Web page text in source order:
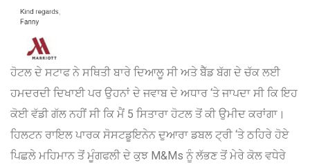
ਹੋਟਲ ਦੇ ਸਟਾਫ ਨੇ ਸਥਿਤੀ ਬਾਰੇ ਦਿਆਲੂ ਸੀ ਅਤੇ ਬੈੱਡ ਬੱਗ ਦੇ ਚੱਕ ਲਈ
ਹਮਦਰਦੀ ਦਿਖਾਈ ਪਰ ਉਹਨਾਂ ਦੇ ਜਵਾਬ ਦੇ ਅਧਾਰ ‘ਤੇ ਜਾਪਦਾ ਸੀ ਕਿ ਇਹ
ਕੋਈ ਵੱਡੀ ਗੱਲ ਨਹੀਂ ਸੀ ਕਿ ਮੈਂ 5 ਸਿਤਾਰਾ ਹੋਟਲ ਤੋਂ ਕੀ ਉਮੀਦ ਕਰਾਂਗਾ।
ਹਿਲਟਨ ਰਾਇਲ ਪਾਰਕ ਸੋਸਟਡੂਇਨੇਨ ਦੁਆਰਾ ਡਬਲ ਟ੍ਰੀ ‘ਤੇ ਠਹਿਰੇ ਹੋਏ
ਪਿਛਲੇ ਮਹਿਮਾਨ ਤੋਂ ਮੂੰਗਫਲੀ ਦੇ ਕੁਝ M&Ms ਨੂੰ ਲੱਭਣ ਤੋਂ ਮੇਰੇ ਕੋਲ ਵਧੇਰੇ